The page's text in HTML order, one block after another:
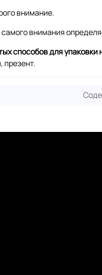
внимание.
самого внимания
способов для упаковки
презент.